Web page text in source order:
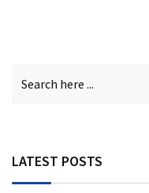
LATEST POSTS